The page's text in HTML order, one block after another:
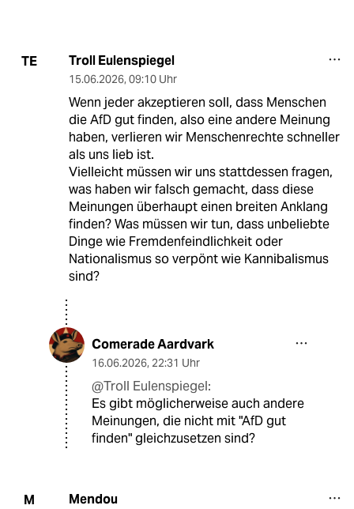
TE Troll Eulenspiegel
15.06.2026, 09:10 Uhr
Wenn jeder akzeptieren soll, dass Menschen
die AfD gut finden, also eine andere Meinung
haben, verlieren wir Menschenrechte schneller
als uns lieb ist.
Vielleicht müssen wir uns stattdessen fragen,
was haben wir falsch gemacht, dass diese
Meinungen überhaupt einen breiten Anklang
finden? Was müssen wir tun, dass unbeliebte
Dinge wie Fremdenfeindlichkeit oder
Nationalismus so verpönt wie Kannibalismus
sind?
Comerade Aardvark
16.06.2026, 22:31 Uhr
@Troll Eulenspiegel:
Es gibt möglicherweise auch andere
Meinungen, die nicht mit "AfD gut
finden" gleichzusetzen sind?
M Mendou